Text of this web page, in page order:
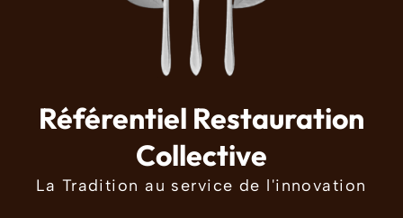
Référentiel Restauration
Collective
La Tradition au service de l'innovation